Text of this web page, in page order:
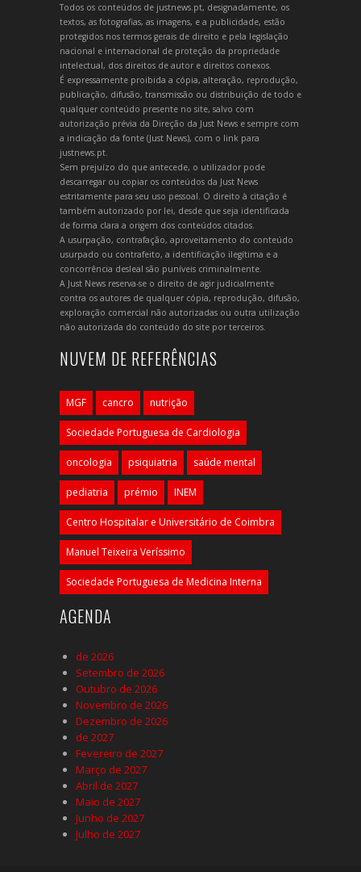
Todos os conteúdos de justnews.pt, designadamente, os
textos, as fotografias, as imagens, e a publicidade, estão
protegidos nos termos gerais de direito e pela legislação
nacional e internacional de proteção da propriedade
intelectual, dos direitos de autor e direitos conexos.
É expressamente proibida a cópia, alteração, reprodução,
publicação, difusão, transmissão ou distribuição de todo e
qualquer conteúdo presente no site, salvo com
autorização prévia da Direção da Just News e sempre com
a indicação da fonte (Just News), com o link para
justnews.pt.
Sem prejuízo do que antecede, o utilizador pode
descarregar ou copiar os conteúdos da Just News
estritamente para seu uso pessoal. O direito à citação é
também autorizado por lei, desde que seja identificada
de forma clara a origem dos conteúdos citados.
A usurpação, contrafação, aproveitamento do conteúdo
usurpado ou contrafeito, a identificação ilegítima e a
concorrência desleal são puníveis criminalmente.
A Just News reserva-se o direito de agir judicialmente
contra os autores de qualquer cópia, reprodução, difusão,
exploração comercial não autorizadas ou outra utilização
não autorizada do conteúdo do site por terceiros.
NUVEM DE REFERÊNCIAS
MGF cancro nutrição
Sociedade Portuguesa de Cardiologia
oncologia psiquiatria saúde mental
pediatria prémio INEM
Centro Hospitalar e Universitário de Coimbra
Manuel Teixeira Veríssimo
Sociedade Portuguesa de Medicina Interna
AGENDA
de 2026
Setembro de 2026
Outubro de 2026
Novembro de 2026
Dezembro de 2026
de 2027
Fevereiro de 2027
Março de 2027
Abril de 2027
Maio de 2027
Junho de 2027
Julho de 2027